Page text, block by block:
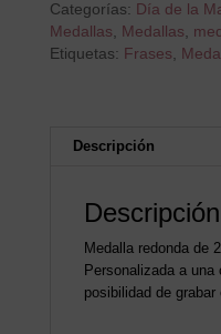
Categorías: Día de la
Medallas, Medallas,
Etiquetas: Frases,
Descripción
Descripción
Medalla redonda de
Personalizada a
posibilidad de